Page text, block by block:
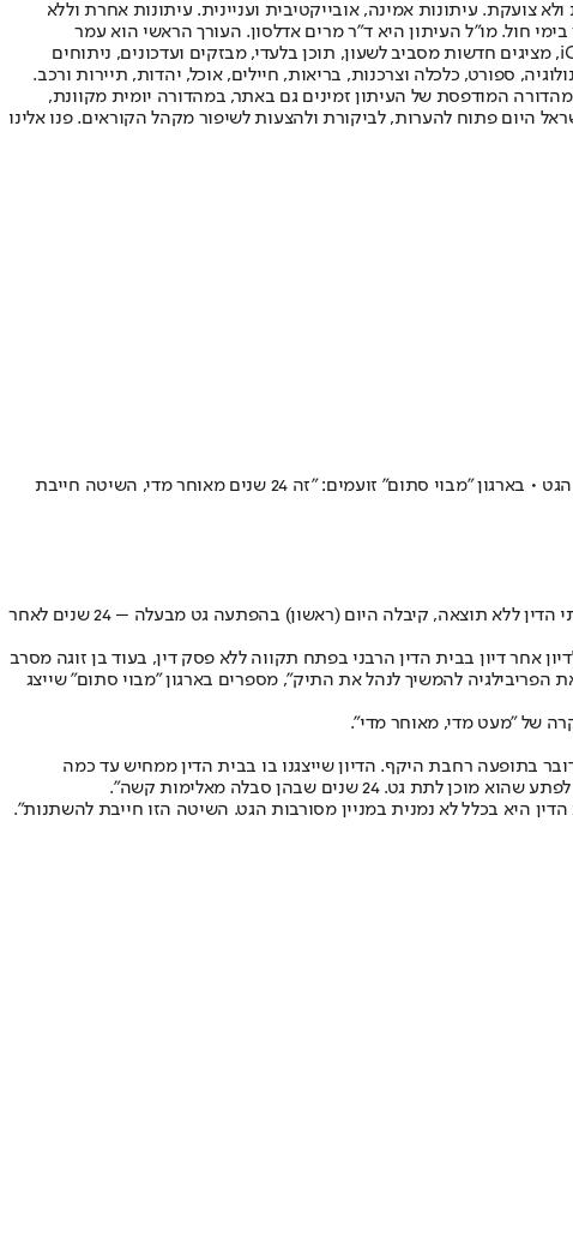
צועקת. עיתונות אמינה, אובייקטיבית ועניינית. עיתונות אחרת וללא
שיעור החשיפה הגבוה ביותר בימי חול. מו"ל העיתון היא ד"ר מרים אדלסון. העורך הראשי הוא עמר
לחמנוביץ, והעורך המייסד הוא עמוס רגב. אתרי האינטרנט של "ישראל היום" בעברית ובאנגלית, כמו כן היישומונים (אפליקציות) לאנדרואיד ול-iOS, מציגים חדשות מסביב לשעון, תוכן בלעדי, מבזקים ועדכונים, ניתוחים
ספורט, כלכלה וצרכנות, בריאות, חיילים, אוכל, יהדות, תיירות ורכב.
המודפסת של העיתון זמינים גם באתר, במהדורה יומית מקוונת,
היום פתוח להערות, לביקורת ולהצעות לשיפור מקהל הקוראים. פנו אלינו
לאחר שנים של התעללות וטרטור, החליטה המסורבת שאינה יכולה עוד – וסגרה את תיק הגירושים • לאחרונה, במפתיע, הסכים הסרבן לתת את הגט • בארגון "מבוי סתום" זועמים: "זה 24 שנים מאוחר מדי, השיטה חייבת
ממרכז הארץ, שסבלה מאלימות קשה מבן זוגה ומטרטור בלתי נגמר בבתי הדין ללא תוצאה, קיבלה היום (ראשון) בהפתעה גט מבעלה – 24 שנים לאחר
אחר דיון בבית הדין הרבני בפתח תקווה ללא פסק דין, בעוד בן זוגה מסרב
להמשיך לנהל את התיק", מספרים בארגון "מבוי סתום" שייצג
של "מעט מדי, מאוחר מדי".
בתופעה רחבת היקף. הדיון שייצגנו בו בבית הדין ממחיש עד כמה